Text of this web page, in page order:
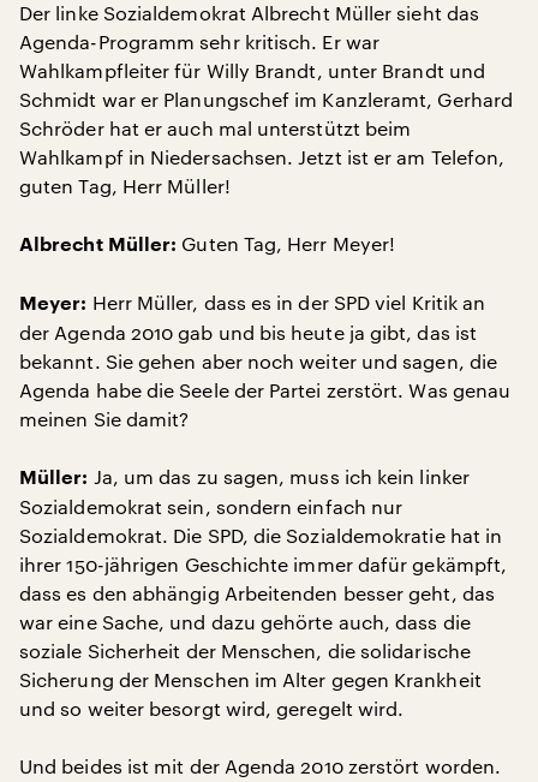
Der linke Sozialdemokrat Albrecht Müller sieht das
Agenda-Programm sehr kritisch. Er war
Wahlkampfleiter für Willy Brandt, unter Brandt und
Schmidt war er Planungschef im Kanzleramt, Gerhard
Schröder hat er auch mal unterstützt beim
Wahlkampf in Niedersachsen. Jetzt ist er am Telefon,
guten Tag, Herr Müller!
Albrecht Müller: Guten Tag, Herr Meyer!
Meyer: Herr Müller, dass es in der SPD viel Kritik an
der Agenda 2010 gab und bis heute ja gibt, das ist
bekannt. Sie gehen aber noch weiter und sagen, die
Agenda habe die Seele der Partei zerstört. Was genau
meinen Sie damit?
Müller: Ja, um das zu sagen, muss ich kein linker
Sozialdemokrat sein, sondern einfach nur
Sozialdemokrat. Die SPD, die Sozialdemokratie hat in
ihrer 150-jährigen Geschichte immer dafür gekämpft,
dass es den abhängig Arbeitenden besser geht, das
war eine Sache, und dazu gehörte auch, dass die
soziale Sicherheit der Menschen, die solidarische
Sicherung der Menschen im Alter gegen Krankheit
und so weiter besorgt wird, geregelt wird.
Und beides ist mit der Agenda 2010 zerstört worden.